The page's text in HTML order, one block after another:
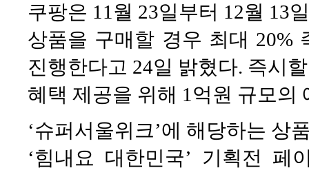
쿠팡은 11월 23일부터 12월 13
상품을 구매할 경우 최대 20%
진행한다고 24일 밝혔다. 즉시
혜택 제공을 위해 1억원 규모의
‘슈퍼서울위크’에 해당하는 상
‘힘내요 대한민국’ 기획전